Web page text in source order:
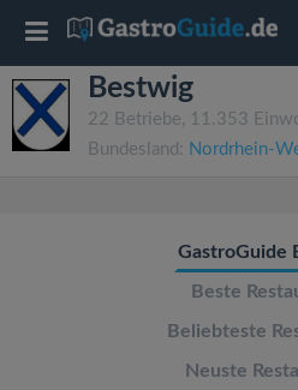
Bestwig
22 Betriebe, 11.353
Bundesland: Nordrhein-
GastroGuide
Beste
Beliebteste
Neuste
T
o
g